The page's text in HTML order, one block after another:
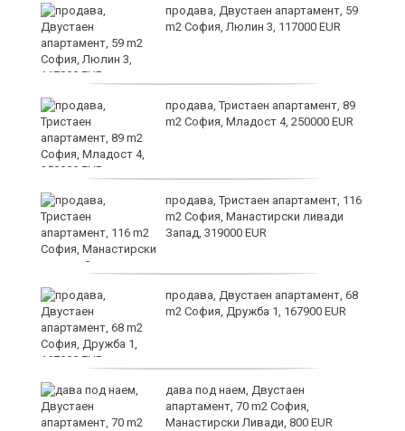
продава, Двустаен апартамент, 59
m2 София, Люлин 3, 117000 EUR
продава, Тристаен апартамент, 89
m2 София, Младост 4, 250000 EUR
продава, Тристаен апартамент, 116
m2 София, Манастирски ливади
Запад, 319000 EUR
продава, Двустаен апартамент, 68
m2 София, Дружба 1, 167900 EUR
дава под наем, Двустаен
апартамент, 70 m2 София,
Манастирски Ливади, 800 EUR